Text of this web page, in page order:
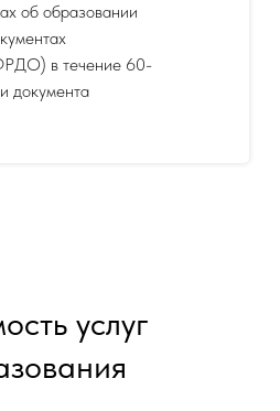
об образовании
в течение 60-
документа
услуг